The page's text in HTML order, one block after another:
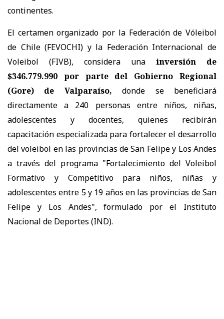
continentes.
El certamen organizado por la Federación de Vóleibol
de Chile (FEVOCHI) y la Federación Internacional de
Voleibol (FIVB), considera una
inversión de
$346.779.990 por parte del Gobierno Regional
(Gore) de Valparaíso,
donde se beneficiará
directamente a 240 personas entre niños, niñas,
adolescentes y docentes, quienes recibirán
capacitación especializada para fortalecer el desarrollo
del voleibol en las provincias de San Felipe y Los Andes
a través del programa "Fortalecimiento del Voleibol
Formativo y Competitivo para niños, niñas y
adolescentes entre 5 y 19 años en las provincias de San
Felipe y Los Andes", formulado por el Instituto
Nacional de Deportes (IND).